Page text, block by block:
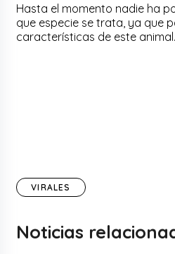
Hasta el momento nadie ha
que especie se trata, ya que
características de este animal.
VIRALES
Noticias